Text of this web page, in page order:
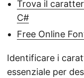
Trova il
C#
Free Online
Identificare i
essenziale per